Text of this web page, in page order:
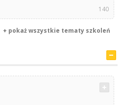
140
+ pokaż wszystkie tematy szkoleń